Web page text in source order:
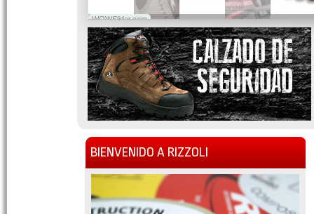
WOWSlider.com
BIENVENIDO A RIZZOLI